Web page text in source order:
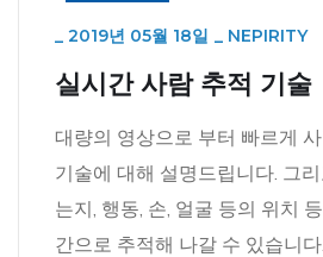
2019년 05월 18일 NEPIRITY
실시간 사람 추적 기술
대량의 영상으로 부터 빠르게
기술에 대해 설명드립니다. 그
는지, 행동, 손, 얼굴 등의 위치
간으로 추적해 나갈 수 있습니다.